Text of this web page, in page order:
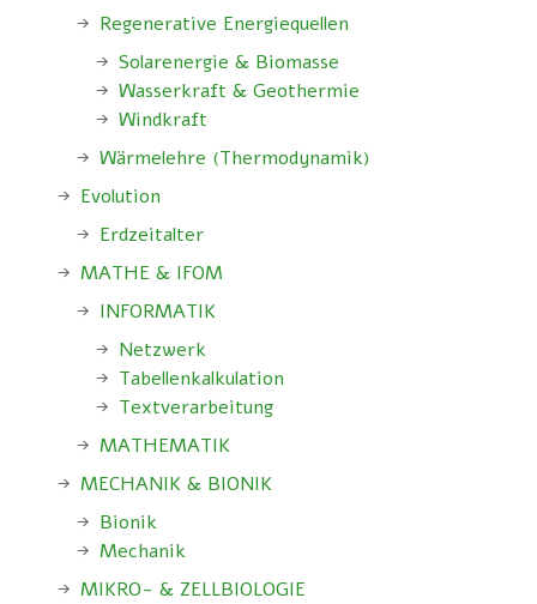
Regenerative Energiequellen
Solarenergie & Biomasse
Wasserkraft & Geothermie
Windkraft
Wärmelehre (Thermodynamik)
Evolution
Erdzeitalter
MATHE & IFOM
INFORMATIK
Netzwerk
Tabellenkalkulation
Textverarbeitung
MATHEMATIK
MECHANIK & BIONIK
Bionik
Mechanik
MIKRO- & ZELLBIOLOGIE